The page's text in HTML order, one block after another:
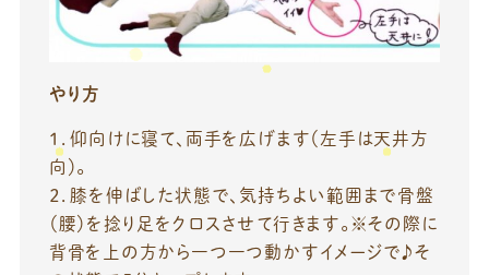
やり方
１．仰向けに寝て、両手を広げます（左手は天井方
向）。
２．膝を伸ばした状態で、気持ちよい範囲まで骨盤
（腰）を捻り足をクロスさせて行きます。※その際に
背骨を上の方から一つ一つ動かすイメージで♪そ